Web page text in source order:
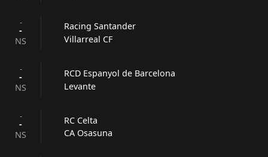
-
-
NS
Racing Santander
Villarreal CF
-
-
NS
RCD Espanyol de Barcelona
Levante
-
-
NS
RC Celta
CA Osasuna